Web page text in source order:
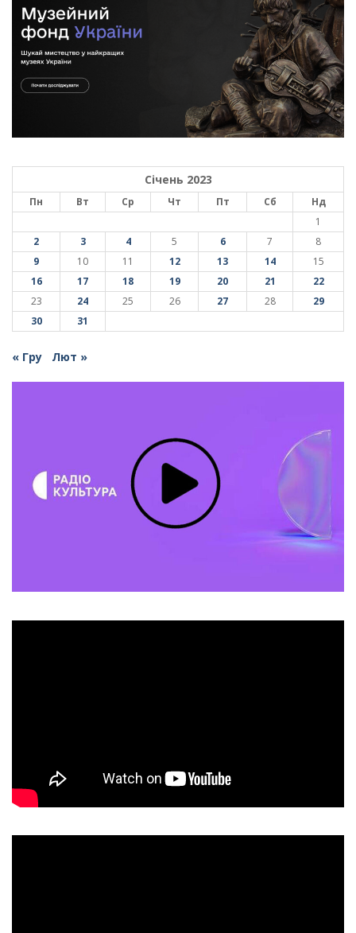
Січень 2023
Пн Вт Ср Чт Пт Сб
Нд
1
2
3 4 5 6 7
8
9
10 11 12 13 14
15
16
17 18 19 20 21
22
23
24 25 26 27 28
29
30
31
« Гру Лют »